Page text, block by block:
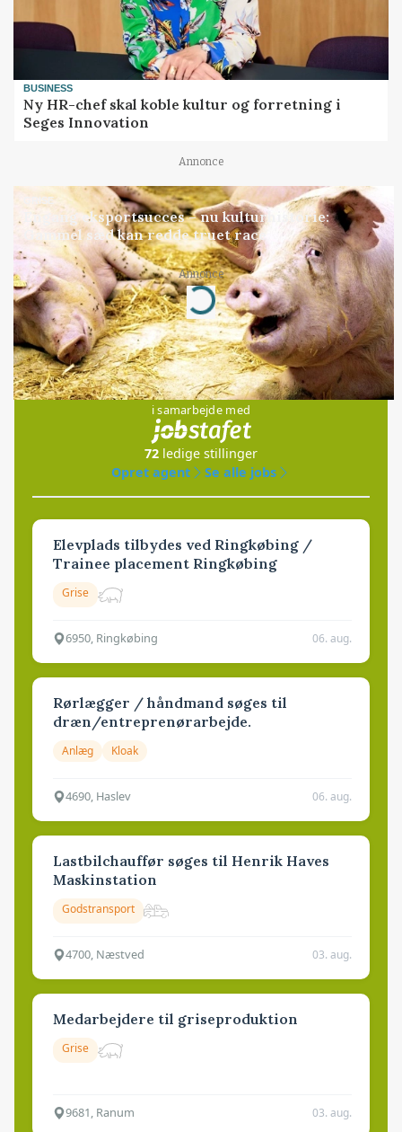
BUSINESS
Ny HR-chef skal koble kultur og forretning i
Seges Innovation
Annonce
GRISE
Engang eksportsucces – nu kulturhistorie:
Gammel sæd kan redde truet race
Annonce
Loading...
Jobs
i samarbejde med
72 ledige stillinger
Opret agent
Se alle jobs
Elevplads tilbydes ved Ringkøbing /
Trainee placement Ringkøbing
Grise
6950, Ringkøbing 06. aug.
Rørlægger / håndmand søges til
dræn/entreprenørarbejde.
Anlæg Kloak
4690, Haslev 06. aug.
Lastbilchauffør søges til Henrik Haves
Maskinstation
Godstransport
4700, Næstved 03. aug.
Medarbejdere til griseproduktion
Grise
9681, Ranum 03. aug.